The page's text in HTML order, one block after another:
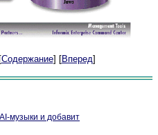
Содержание] [Вперед]
музыки и добавит